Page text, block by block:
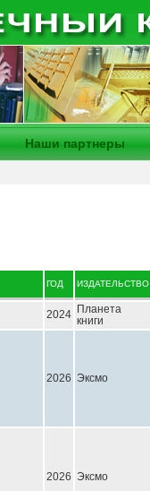
Наши партнеры
ГОД ИЗДАТЕЛЬСТВО
2024 Планета
книги
2026 Эксмо
2026 Эксмо